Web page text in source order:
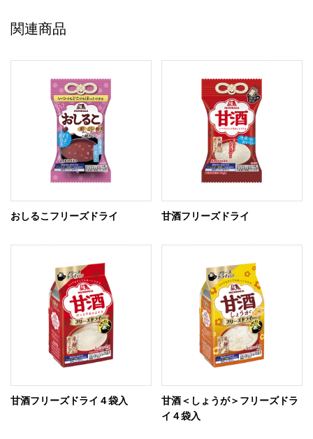
関連商品
おしるこフリーズドライ 甘酒フリーズドライ
甘酒フリーズドライ４袋入
甘酒＜しょうが＞フリーズドラ
イ４袋入